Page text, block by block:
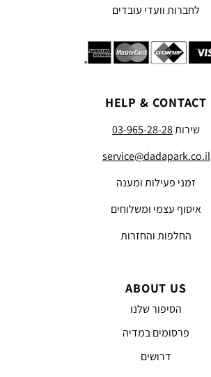
לחברות וועדי עובדים
HELP & CONTACT
שירות03-965-28-28
service@dadapark.co.il
זמני פעילות ומענה
איסוף עצמי ומשלוחים
החלפות והחזרות
ABOUT US
הסיפור שלנו
פרסומים במדיה
דרושים